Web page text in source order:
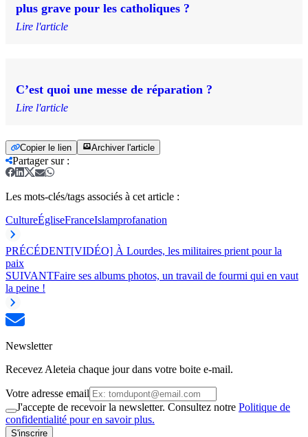
plus grave pour les catholiques ?
Lire l'article
C’est quoi une messe de réparation ?
Lire l'article
Copier le lien Archiver l'article
Partager sur:
Les mots-clés/tags associés à cet article :
CultureÉgliseFranceIslamprofanation
PRÉCÉDENT[VIDÉO] À Lourdes, les militaires prient pour la
paix
SUIVANTFaire ses albums photos, un travail de fourmi qui en vaut
la peine !
Newsletter
Recevez Aleteia chaque jour dans votre boite e-mail.
Votre adresse email
J'accepte de recevoir la newsletter. Consultez notre Politique de
confidentialité pour en savoir plus.
S'inscrire